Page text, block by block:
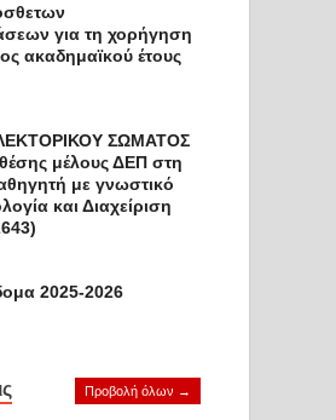
για τη χορήγηση
ακαδημαϊκού έτους
ΣΩΜΑΤΟΣ
μέλους ΔΕΠ στη
με γνωστικό
και Διαχείριση
2025-2026
Προβολή όλων →